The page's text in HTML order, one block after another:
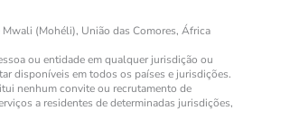
(Mohéli), União das Comores, África
ou entidade em qualquer jurisdição ou
disponíveis em todos os países e jurisdições.
nenhum convite ou recrutamento de
a residentes de determinadas jurisdições,